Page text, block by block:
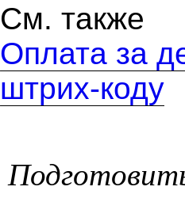
См. также
Оплата за
штрих-коду